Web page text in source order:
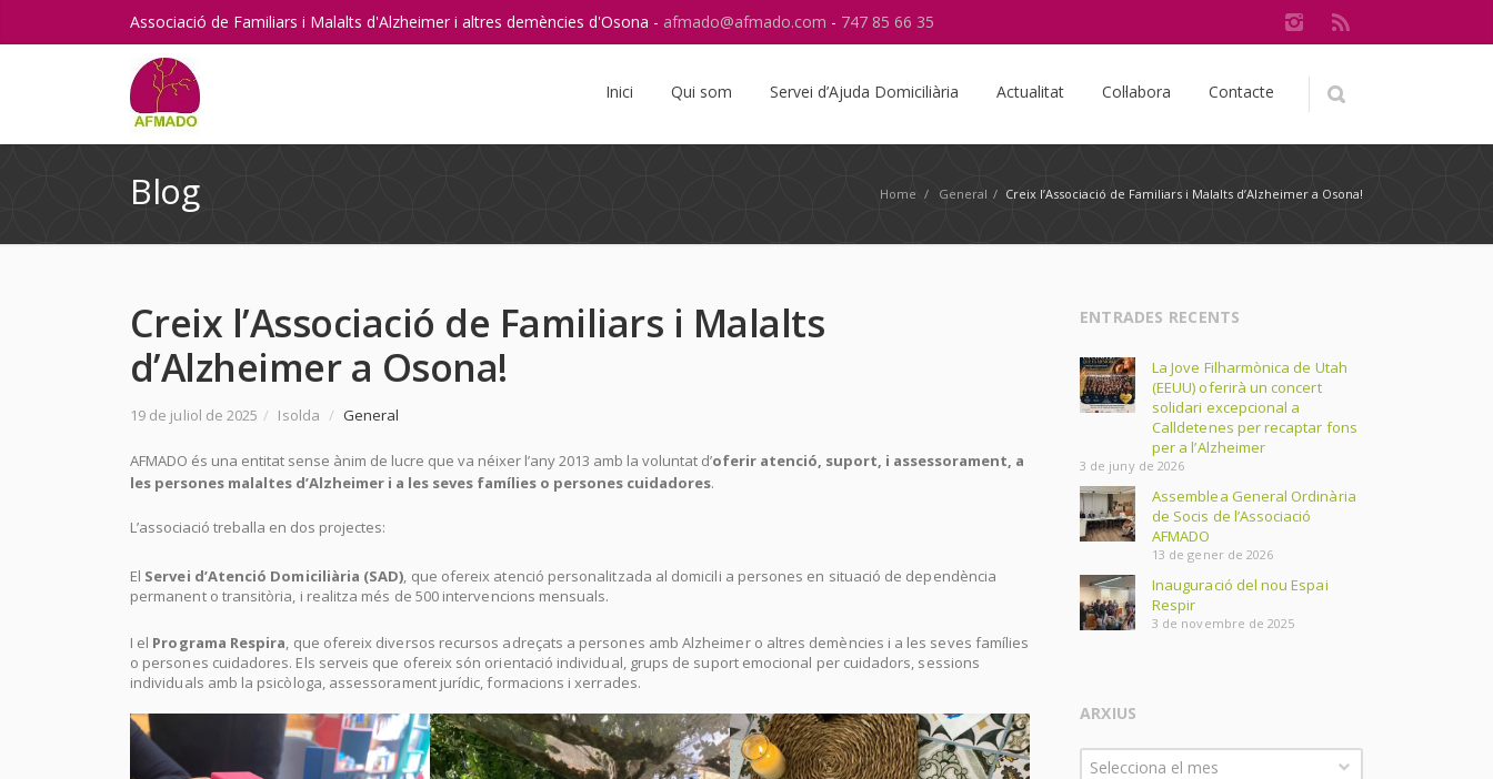
Associació de Familiars i Malalts d'Alzheimer i altres demències d'Osona - afmado@afmado.com - 747 85 66 35
Instagram
RSS
Inici Qui som Servei d’Ajuda Domiciliària Actualitat Col·labora Contacte
Home / General / Creix l’Associació de Familiars i Malalts d’Alzheimer a Osona!
Blog
Creix l’Associació de Familiars i Malalts
d’Alzheimer a Osona!
19 de juliol de 2025 / Isolda / General
AFMADO és una entitat sense ànim de lucre que va néixer l’any 2013 amb la voluntat d’oferir atenció, suport, i assessorament, a
les persones malaltes d’Alzheimer i a les seves famílies o persones cuidadores.
L’associació treballa en dos projectes:
El Servei d’Atenció Domiciliària (SAD), que ofereix atenció personalitzada al domicili a persones en situació de dependència
permanent o transitòria, i realitza més de 500 intervencions mensuals.
I el Programa Respira, que ofereix diversos recursos adreçats a persones amb Alzheimer o altres demències i a les seves famílies
o persones cuidadores. Els serveis que ofereix són orientació individual, grups de suport emocional per cuidadors, sessions
individuals amb la psicòloga, assessorament jurídic, formacions i xerrades.
ENTRADES RECENTS
La Jove Filharmònica de Utah
(EEUU) oferirà un concert
solidari excepcional a
Calldetenes per recaptar fons
per a l’Alzheimer
3 de juny de 2026
Assemblea General Ordinària
de Socis de l’Associació
AFMADO
13 de gener de 2026
Inauguració del nou Espai
Respir
3 de novembre de 2025
ARXIUS
Arxius
Selecciona el mes